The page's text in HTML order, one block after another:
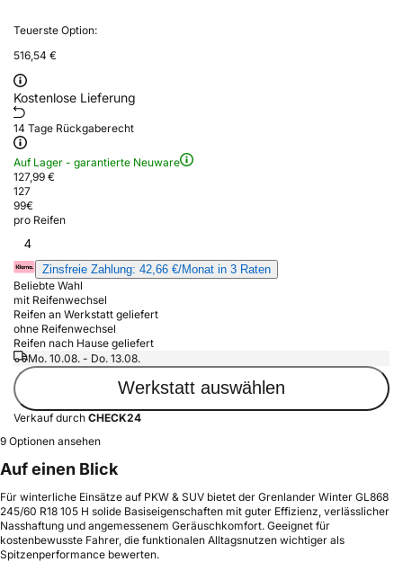
Teuerste Option:
516,54 €
Kostenlose Lieferung
14 Tage Rückgaberecht
Auf Lager - garantierte Neuware
127,99 €
127
99€
pro Reifen
4
Zinsfreie Zahlung: 42,66 €/Monat in 3 Raten
Beliebte Wahl
mit Reifenwechsel
Reifen an Werkstatt geliefert
ohne Reifenwechsel
Reifen nach Hause geliefert
Mo. 10.08. - Do. 13.08.
Werkstatt auswählen
Verkauf durch CHECK24
9 Optionen ansehen
Auf einen Blick
Für winterliche Einsätze auf PKW & SUV bietet der Grenlander Winter GL868
245/60 R18 105 H solide Basiseigenschaften mit guter Effizienz, verlässlicher
Nasshaftung und angemessenem Geräuschkomfort. Geeignet für
kostenbewusste Fahrer, die funktionalen Alltagsnutzen wichtiger als
Spitzenperformance bewerten.